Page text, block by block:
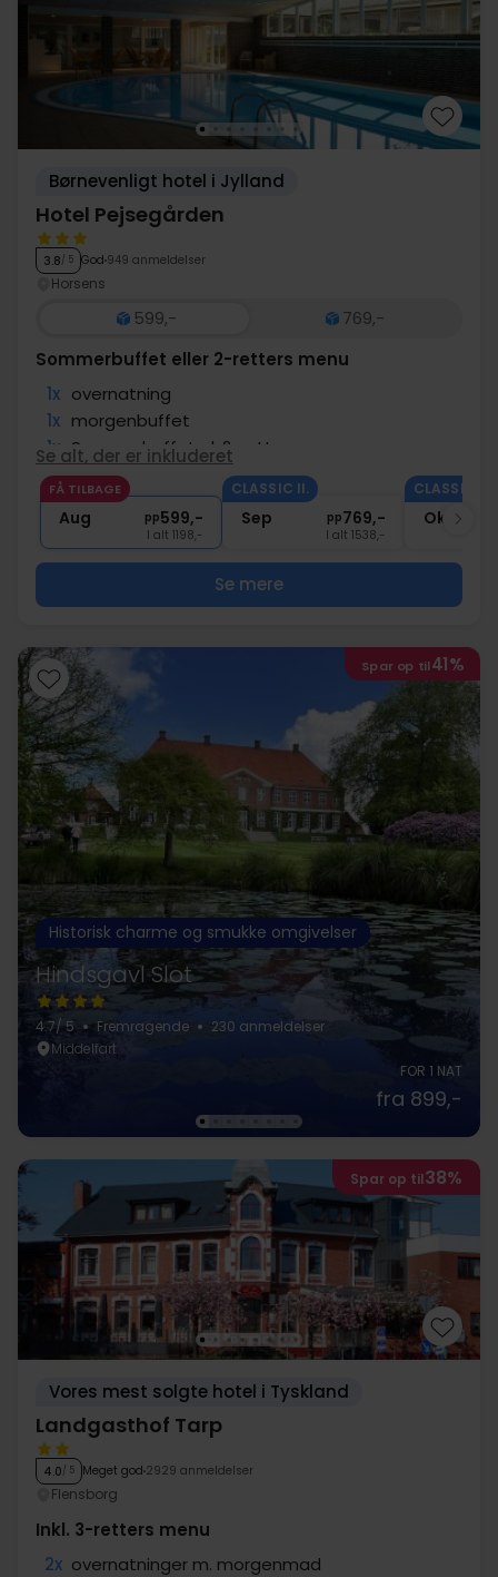
Børnevenligt hotel i Jylland
Hotel Pejsegården
3.8/ 5 God 949 anmeldelser
Horsens
599,-
769,-
Sommerbuffet eller 2-retters menu
1x overnatning
1x morgenbuffet
1x Sommerbuffet el. 2-retter
∞ Gratis kaffe under opholdet
∞ Gratis parkering og internet
Se alt, der er inkluderet
FÅ TILBAGE
Aug pp599,-
I alt 1198,-
CLASSIC II.
Sep pp769,-
I alt 1538,-
CLASSIC II.
Okt
Se mere
Spar op til41%
Historisk charme og smukke omgivelser
Hindsgavl Slot
4.7/ 5 Fremragende
230 anmeldelser
Middelfart
FOR 1 NAT
fra 899,-
Spar op til38%
Vores mest solgte hotel i Tyskland
Landgasthof Tarp
4.0/ 5 Meget god 2929 anmeldelser
Flensborg
Inkl. 3-retters menu
2x overnatninger m. morgenmad